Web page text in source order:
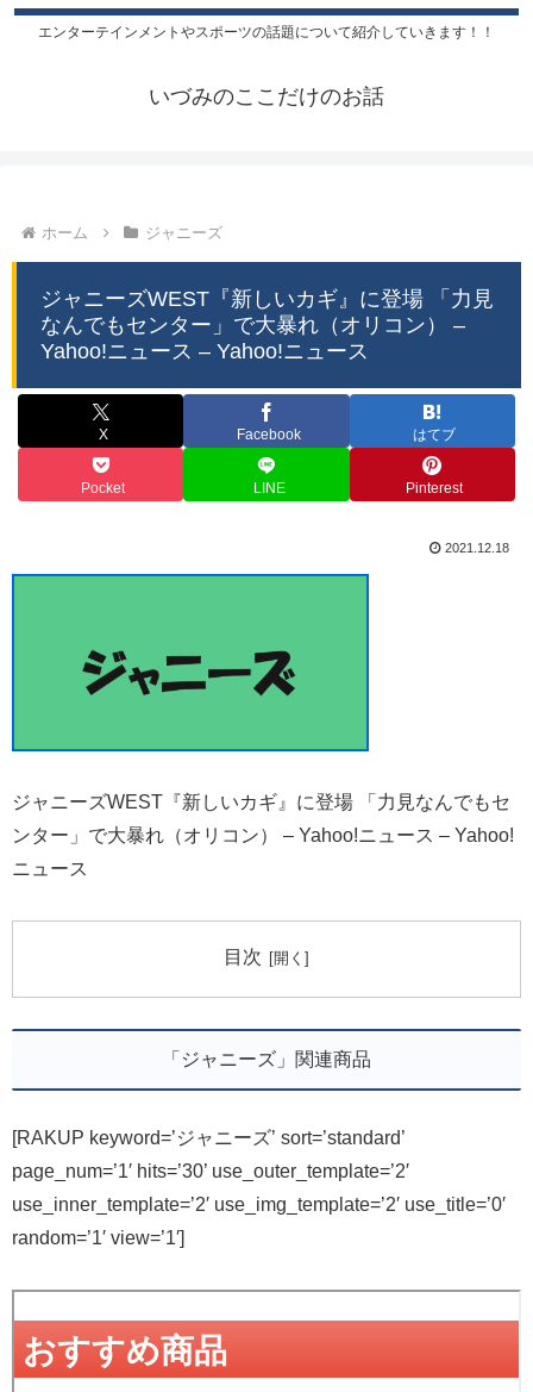
エンターテインメントやスポーツの話題について紹介していきます！！
いづみのここだけのお話
ホーム ジャニーズ
ジャニーズWEST『新しいカギ』に登場 「力見
なんでもセンター」で大暴れ（オリコン） –
Yahoo!ニュース – Yahoo!ニュース
X Facebook はてブ
Pocket LINE Pinterest
2021.12.18
ジャニーズWEST『新しいカギ』に登場 「力見なんでもセ
ンター」で大暴れ（オリコン） – Yahoo!ニュース – Yahoo!
ニュース
目次
「ジャニーズ」関連商品
[RAKUP keyword=’ジャニーズ’ sort=’standard’
page_num=’1′ hits=’30’ use_outer_template=’2′
use_inner_template=’2′ use_img_template=’2′ use_title=’0′
random=’1′ view=’1′]